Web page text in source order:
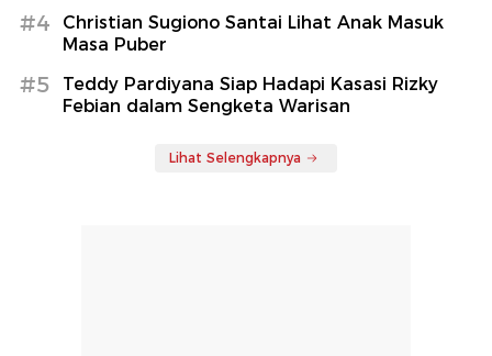
#4
Christian Sugiono Santai Lihat Anak Masuk
Masa Puber
#5
Teddy Pardiyana Siap Hadapi Kasasi Rizky
Febian dalam Sengketa Warisan
Lihat Selengkapnya